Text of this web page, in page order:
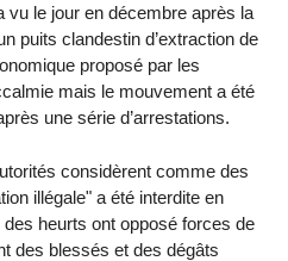
vu le jour en décembre après la
puits clandestin d’extraction de
proposé par les
mais le mouvement a été
une série d’arrestations.
considèrent comme des
illégale" a été interdite en
heurts ont opposé forces de
des blessés et des dégâts